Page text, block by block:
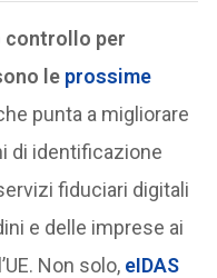
controllo per
le prossime
punta a migliorare
di identificazione
fiduciari digitali
e delle imprese ai
Non solo, eIDAS